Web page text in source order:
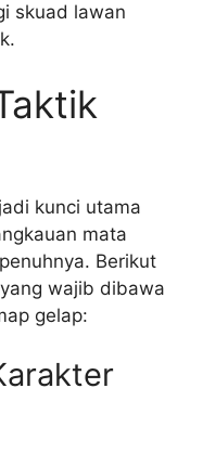
skuad lawan
kunci utama
mata
Berikut
wajib dibawa
gelap: